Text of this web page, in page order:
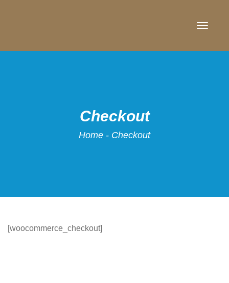
Checkout
Home - Checkout
[woocommerce_checkout]